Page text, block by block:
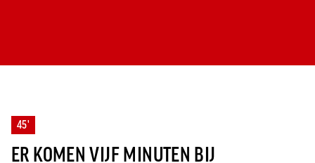
45'
ER KOMEN VIJF MINUTEN BIJ